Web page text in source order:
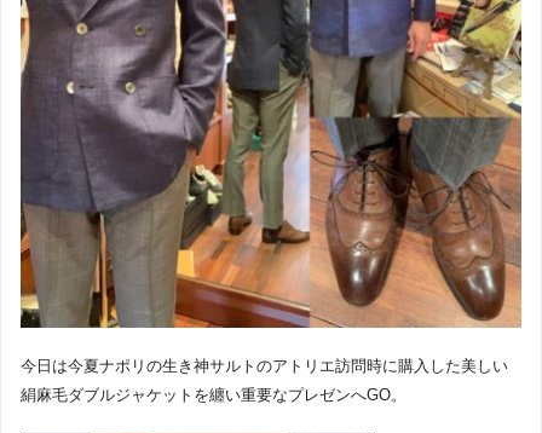
今日は今夏ナポリの生き神サルトのアトリエ訪問時に購入した美しい
絹麻毛ダブルジャケットを纏い重要なプレゼンへGO。